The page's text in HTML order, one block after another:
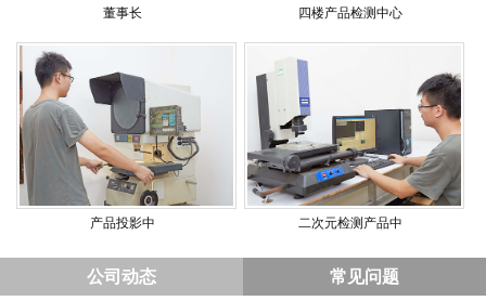
董事长 四楼产品检测中心
产品投影中 二次元检测产品中
公司动态 常见问题